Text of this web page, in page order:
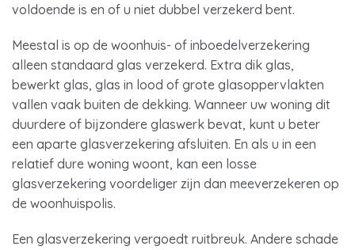
voldoende is en of u niet dubbel verzekerd bent.
Meestal is op de woonhuis- of inboedelverzekering
alleen standaard glas verzekerd. Extra dik glas,
bewerkt glas, glas in lood of grote glasoppervlakten
vallen vaak buiten de dekking. Wanneer uw woning dit
duurdere of bijzondere glaswerk bevat, kunt u beter
een aparte glasverzekering afsluiten. En als u in een
relatief dure woning woont, kan een losse
glasverzekering voordeliger zijn dan meeverzekeren op
de woonhuispolis.
Een glasverzekering vergoedt ruitbreuk. Andere schade